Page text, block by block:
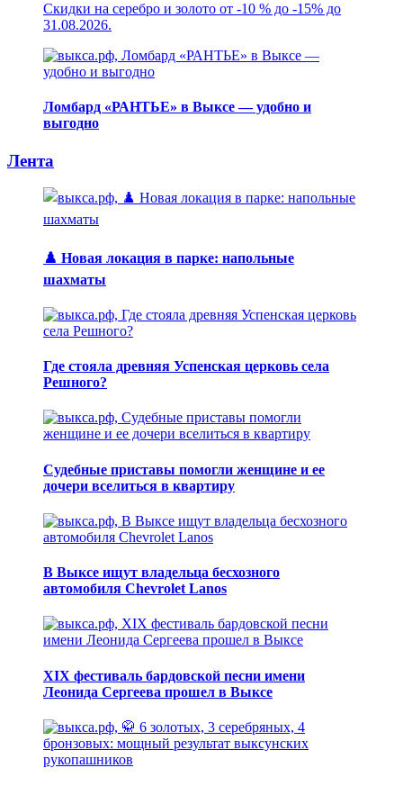
Скидки на серебро и золото от -10 % до -15% до
31.08.2026.
Ломбард «РАНТЬЕ» в Выксе — удобно и
выгодно
Лента
♟️ Новая локация в парке: напольные
шахматы
Где стояла древняя Успенская церковь села
Решного?
Судебные приставы помогли женщине и ее
дочери вселиться в квартиру
В Выксе ищут владельца бесхозного
автомобиля Chevrolet Lanos
XIX фестиваль бардовской песни имени
Леонида Сергеева прошел в Выксе